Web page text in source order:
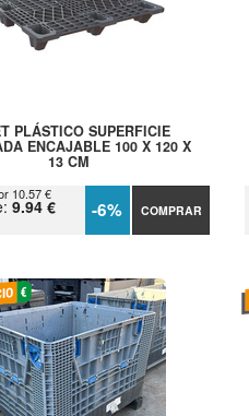
PLÁSTICO SUPERFICIE
ENCAJABLE 100 X 120 X
13 CM
10.57 €
9.94 € -6% COMPRAR